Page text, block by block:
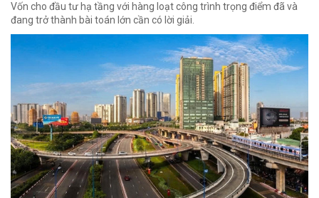
Vốn cho đầu tư hạ tầng với hàng loạt công trình trọng điểm đã và
đang trở thành bài toán lớn cần có lời giải.